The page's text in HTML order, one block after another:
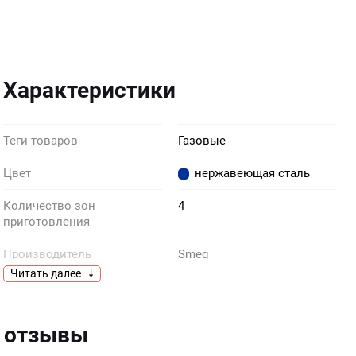
Характеристики
Теги товаров Газовые
Цвет нержавеющая сталь
Количество зон
приготовления
4
Производитель Smeg
Тип
мощности
Читать далее
отзывы